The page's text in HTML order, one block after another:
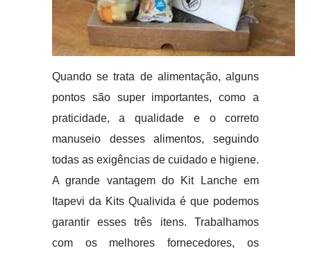
Quando se trata de alimentação, alguns
pontos são super importantes, como a
praticidade, a qualidade e o correto
manuseio desses alimentos, seguindo
todas as exigências de cuidado e higiene.
A grande vantagem do Kit Lanche em
Itapevi da Kits Qualivida é que podemos
garantir esses três itens. Trabalhamos
com os melhores fornecedores, os